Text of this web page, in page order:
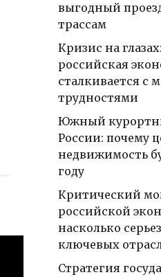
выгодный
трассам
Кризис на
российская
сталкивается с
трудностями
Южный
России: почему
недвижимость
году
Критический
российской
насколько
ключевых
Стратегия